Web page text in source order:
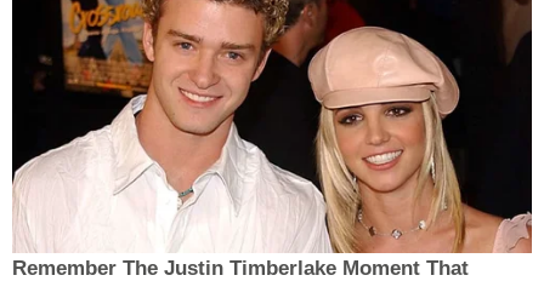
Remember The Justin Timberlake Moment That